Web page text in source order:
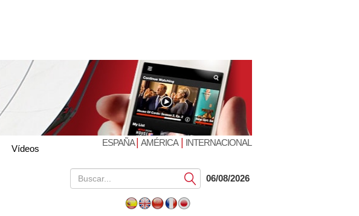
Vídeos
ESPAÑA| AMÉRICA| INTERNACIONAL
Submit06/08/2026